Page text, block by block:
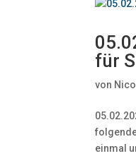
für
von
einmal